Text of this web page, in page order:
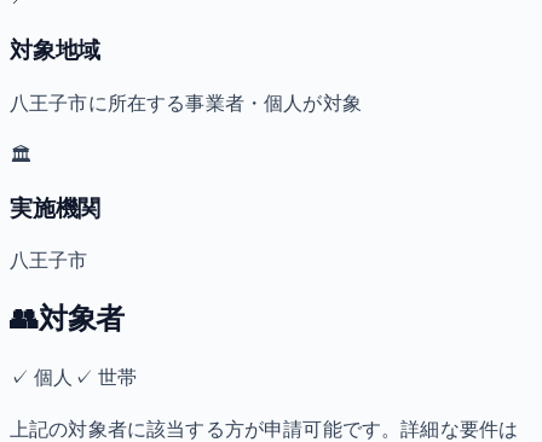
対象地域
八王子市に所在する事業者・個人が対象
🏛️
実施機関
八王子市
👥対象者
✓個人 ✓ 世帯
上記の対象者に該当する方が申請可能です。詳細な要件は